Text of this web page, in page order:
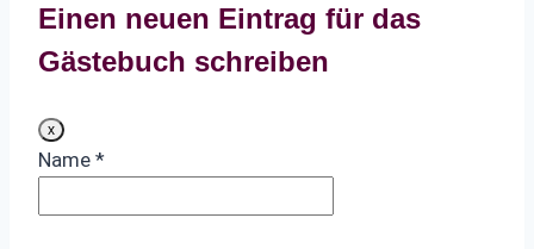
Einen neuen Eintrag für das
Gästebuch schreiben
xDieses
Formular
ausblenden
Name *